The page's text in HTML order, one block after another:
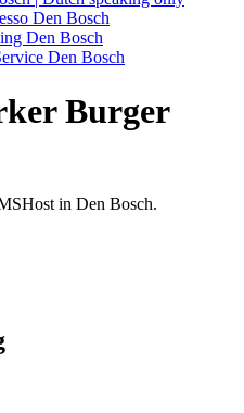
Den Bosch
Den Bosch
Den Bosch
Burger
in Den Bosch.